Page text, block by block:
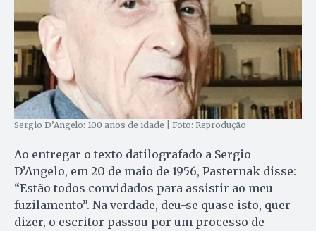
Sergio D’Angelo: 100 anos de idade | Foto: Reprodução
Ao entregar o texto datilografado a Sergio
D’Angelo, em 20 de maio de 1956, Pasternak disse:
“Estão todos convidados para assistir ao meu
fuzilamento”. Na verdade, deu-se quase isto, quer
dizer, o escritor passou por um processo de